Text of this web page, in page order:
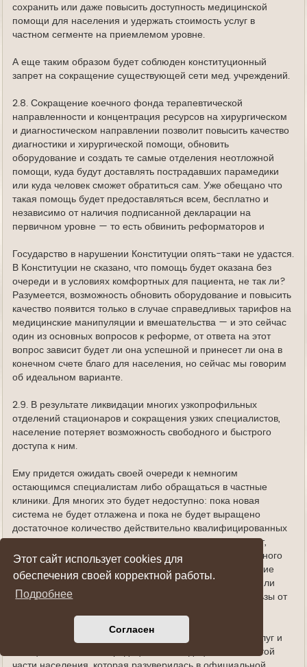
Этот сайт использует cookies для
обеспечения своей корректной работы.
Подробнее
Согласен
сохранить или даже повысить доступность медицинской
помощи для населения и удержать стоимость услуг в
частном сегменте на приемлемом уровне.
А еще таким образом будет соблюден конституционный
запрет на сокращение существующей сети мед. учреждений.
2.8. Сокращение коечного фонда терапевтической
направленности и концентрация ресурсов на хирургическом
и диагностическом направлении позволит повысить качество
диагностики и хирургической помощи, обновить
оборудование и создать те самые отделения неотложной
помощи, куда будут доставлять пострадавших парамедики
или куда человек сможет обратиться сам. Уже обещано что
такая помощь будет предоставляться всем, бесплатно и
независимо от наличия подписанной декларации на
первичном уровне — то есть обвинить реформаторов и
Государство в нарушении Конституции опять-таки не удастся.
В Конституции не сказано, что помощь будет оказана без
очереди и в условиях комфортных для пациента, не так ли?
Разумеется, возможность обновить оборудование и повысить
качество появится только в случае справедливых тарифов на
медицинские манипуляции и вмешательства — и это сейчас
один из основных вопросов к реформе, от ответа на этот
вопрос зависит будет ли она успешной и принесет ли она в
конечном счете благо для населения, но сейчас мы говорим
об идеальном варианте.
2.9. В результате ликвидации многих узкопрофильных
отделений стационаров и сокращения узких специалистов,
население потеряет возможность свободного и быстрого
доступа к ним.
Ему придется ожидать своей очереди к немногим
остающимся специалистам либо обращаться в частные
клиники. Для многих это будет недоступно: пока новая
система не будет отлажена и пока не будет выращено
достаточное количество действительно квалифицированных
кадров для первичного звена, многие люди пострадают,
оставшись без вовремя назначенного квалифицированного
лечения. На мой взгляд, финансовые и демографические
последствия этого просчитать достаточно трудно, вряд ли
кто-то занимался моделированием и сравнением пользы от
2.10. Еще больше вырастет рынок парамедицинских услуг и
«специалистов» от нетрадиционной медицины за счет той